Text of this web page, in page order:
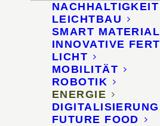
NACHHALTIGKEIT
LEICHTBAU
SMART
INNOVATIVE
LICHT
MOBILITÄT
ROBOTIK
ENERGIE
DIGITALISIERUNG
FUTURE FOOD